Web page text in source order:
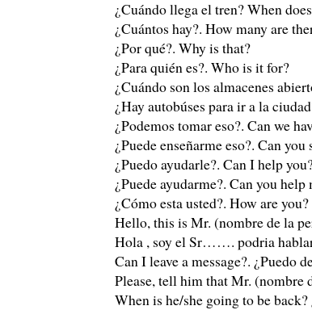
¿Cuándo llega el tren? When
¿Cuántos hay?. How many are
¿Por qué?. Why is that?
¿Para quién es?. Who is it for?
¿Cuándo son los almacenes
¿Hay autobúses para ir a la
¿Podemos tomar eso?. Can we
¿Puede enseñarme eso?. Can
¿Puedo ayudarle?. Can I help
¿Puede ayudarme?. Can you help
¿Cómo esta usted?. How are you?
Hello, this is Mr. (nombre de la
Hola , soy el Sr……. podria
Can I leave a message?. ¿Puedo
Please, tell him that Mr.
When is he/she going to be